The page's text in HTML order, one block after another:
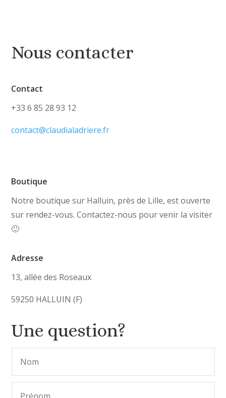
Nous contacter
Contact
+33 6 85 28 93 12
contact@claudialadriere.fr
Boutique
Notre boutique sur Halluin, près de Lille, est ouverte
sur rendez-vous. Contactez-nous pour venir la visiter
🙂
Adresse
13, allée des Roseaux
59250 HALLUIN (F)
Une question?